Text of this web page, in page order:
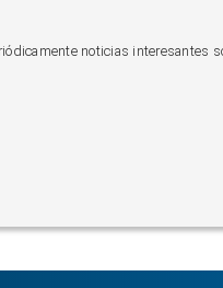
noticias interesantes